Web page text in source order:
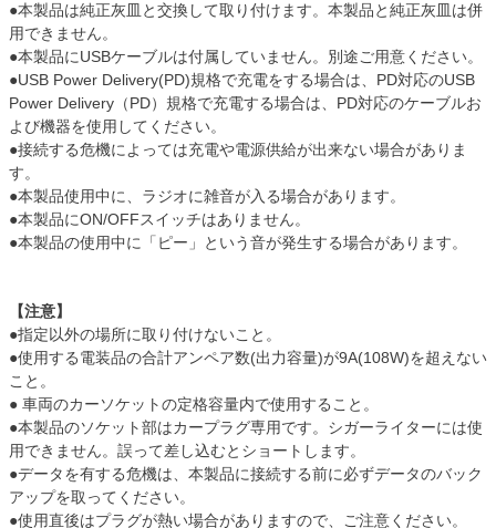
●本製品は純正灰皿と交換して取り付けます。本製品と純正灰皿は併
用できません。
●本製品にUSBケーブルは付属していません。別途ご用意ください。
●USB Power Delivery(PD)規格で充電をする場合は、PD対応のUSB
Power Delivery（PD）規格で充電する場合は、PD対応のケーブルお
よび機器を使用してください。
●接続する危機によっては充電や電源供給が出来ない場合がありま
す。
●本製品使用中に、ラジオに雑音が入る場合があります。
●本製品にON/OFFスイッチはありません。
●本製品の使用中に「ピー」という音が発生する場合があります。
【注意】
●指定以外の場所に取り付けないこと。
●使用する電装品の合計アンペア数(出力容量)が9A(108W)を超えない
こと。
● 車両のカーソケットの定格容量内で使用すること。
●本製品のソケット部はカープラグ専用です。シガーライターには使
用できません。誤って差し込むとショートします。
●データを有する危機は、本製品に接続する前に必ずデータのバック
アップを取ってください。
●使用直後はプラグが熱い場合がありますので、ご注意ください。